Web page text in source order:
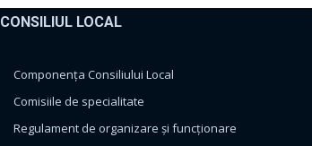
CONSILIUL LOCAL
Componența Consiliului Local
Comisiile de specialitate
Regulament de organizare și funcționare